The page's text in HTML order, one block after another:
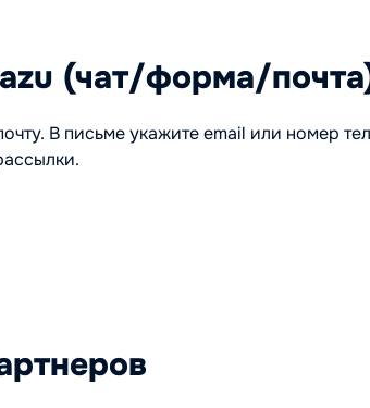
(чат/форма/
В письме укажите email или номер